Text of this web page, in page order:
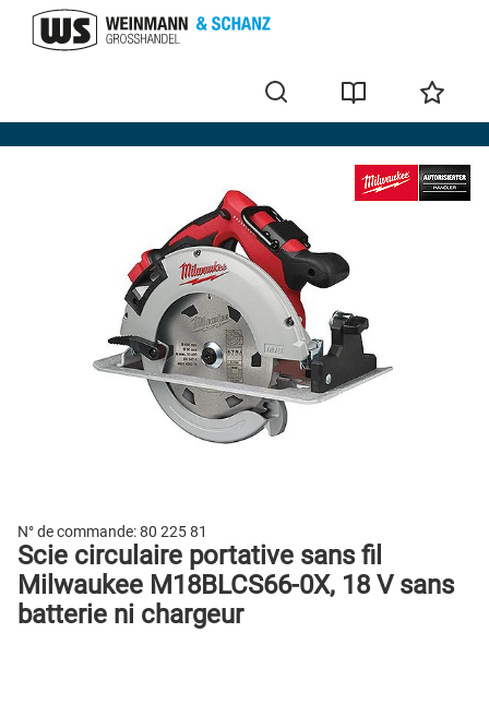
Scies circulaires sans fil
N° de commande:80 225 81
Scie circulaire portative sans fil
Milwaukee M18BLCS66-0X, 18 V sans
batterie ni chargeur